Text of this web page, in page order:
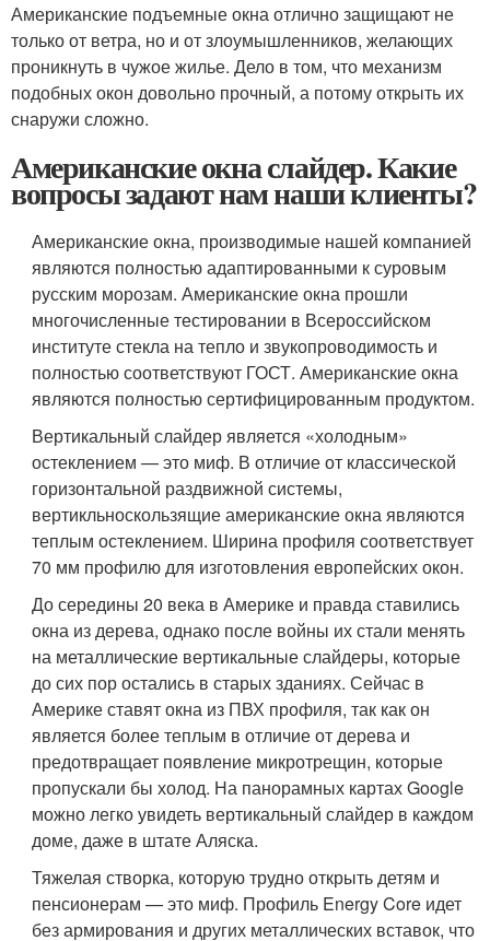
Американские подъемные окна отлично защищают не
только от ветра, но и от злоумышленников, желающих
проникнуть в чужое жилье. Дело в том, что механизм
подобных окон довольно прочный, а потому открыть их
снаружи сложно.
Американские окна слайдер. Какие
вопросы задают нам наши клиенты?
Американские окна, производимые нашей компанией
являются полностью адаптированными к суровым
русским морозам. Американские окна прошли
многочисленные тестировании в Всероссийском
институте стекла на тепло и звукопроводимость и
полностью соответствуют ГОСТ. Американские окна
являются полностью сертифицированным продуктом.
Вертикальный слайдер является «холодным»
остеклением — это миф. В отличие от классической
горизонтальной раздвижной системы,
вертикльноскользящие американские окна являются
теплым остеклением. Ширина профиля соответствует
70 мм профилю для изготовления европейских окон.
До середины 20 века в Америке и правда ставились
окна из дерева, однако после войны их стали менять
на металлические вертикальные слайдеры, которые
до сих пор остались в старых зданиях. Сейчас в
Америке ставят окна из ПВХ профиля, так как он
является более теплым в отличие от дерева и
предотвращает появление микротрещин, которые
пропускали бы холод. На панорамных картах Google
можно легко увидеть вертикальный слайдер в каждом
доме, даже в штате Аляска.
Тяжелая створка, которую трудно открыть детям и
пенсионерам — это миф. Профиль Energy Core идет
без армирования и других металлических вставок, что